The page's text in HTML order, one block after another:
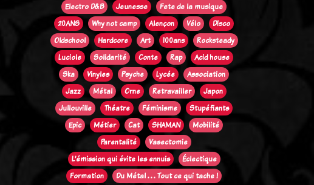
Electro D&B
Jeunesse
Fete de la musique
20ANS
Why not camp Alençon Vélo
Disco
Oldschool
Hardcore Art 100ans
Rocksteady
Luciole
Solidarité Conte Rap
Acid house
Ska
Vinyles Psyche Lycée
Association
Jazz
Métal Orne Retravailler
Japon
Jullouville
Théatre Féminisme
Stupéfiants
Epic
Métier Cat SHAMAN
Mobilité
Parentalité
Vasectomie
L’émission qui évite les ennuis
Éclectique
Formation
Du Métal . . . Tout ce qui tache !